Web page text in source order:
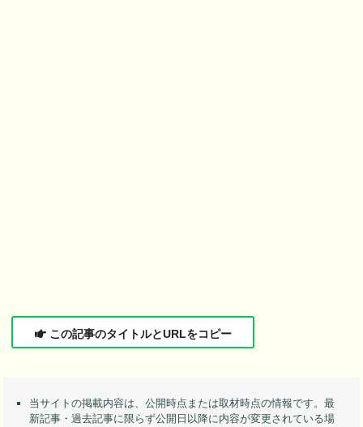
この記事のタイトルとURLをコピー
当サイトの掲載内容は、公開時点または取材時点の情報です。最
新記事・過去記事に限らず公開日以降に内容が変更されている場